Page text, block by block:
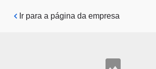
Pular para o conteúdo principal
Ir para a página da empresa